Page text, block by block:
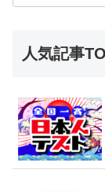
人気記事